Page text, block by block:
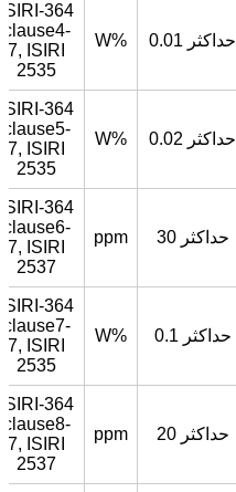
حداکثر 0.01 %W
ISIRI-364
clause4-
7, ISIRI
2535
حداکثر 0.02 %W
ISIRI-364
clause5-
7, ISIRI
2535
حداکثر 30 ppm
ISIRI-364
clause6-
7, ISIRI
2537
حداکثر 0.1 %W
ISIRI-364
clause7-
7, ISIRI
2535
حداکثر 20 ppm
ISIRI-364
clause8-
7, ISIRI
2537